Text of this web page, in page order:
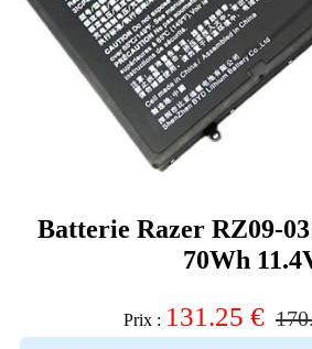
Batterie Razer RZ09-
70Wh
Prix : 131.25 €